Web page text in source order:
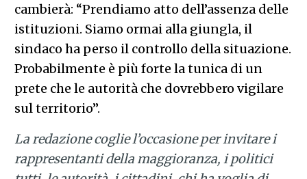
cambierà: “Prendiamo atto dell’assenza delle
istituzioni. Siamo ormai alla giungla, il
sindaco ha perso il controllo della situazione.
Probabilmente è più forte la tunica di un
prete che le autorità che dovrebbero vigilare
sul territorio”.
La redazione coglie l’occasione per invitare i
rappresentanti della maggioranza, i politici